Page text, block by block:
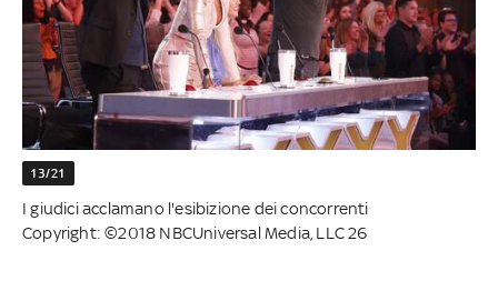
13/21
I giudici acclamano l'esibizione dei concorrenti
Copyright: ©2018 NBCUniversal Media, LLC 26